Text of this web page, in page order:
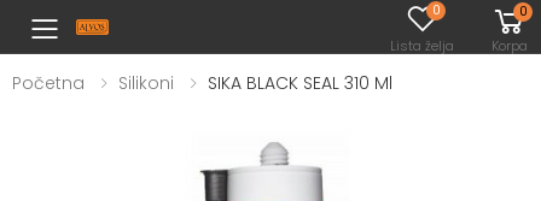
Toggle mobile menu
0
Lista želja
0
Korpa
Početna Silikoni SIKA BLACK SEAL 310 Ml